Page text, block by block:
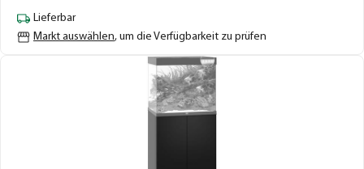
Lieferbar
Markt auswählen, um die Verfügbarkeit zu prüfen